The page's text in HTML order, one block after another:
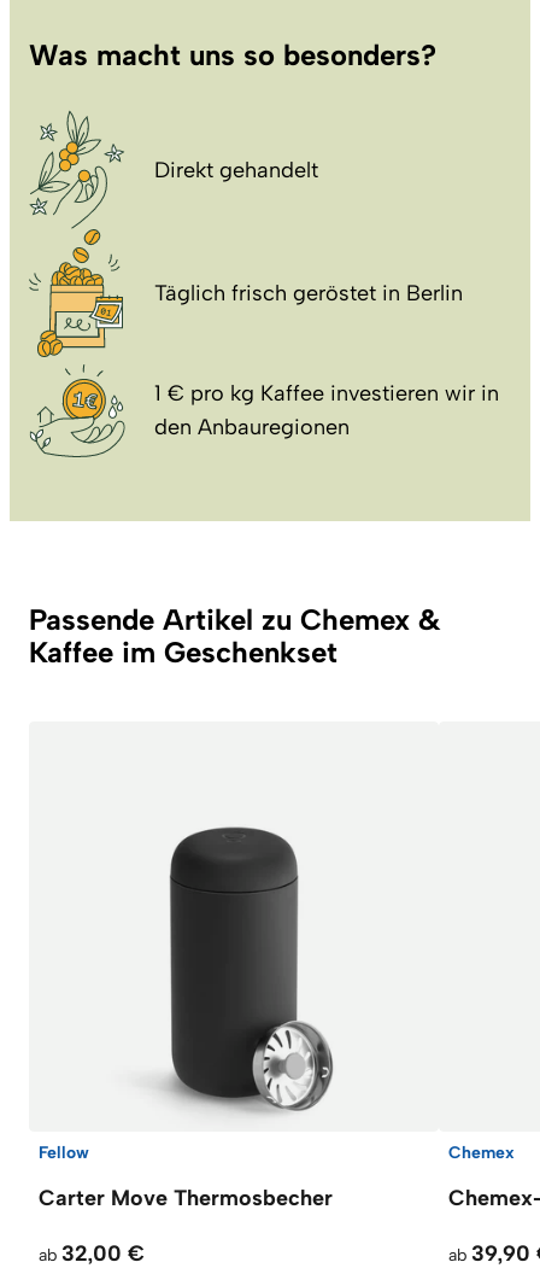
Was macht uns so besonders?
Direkt gehandelt
Täglich frisch geröstet in Berlin
1 € pro kg Kaffee investieren wir in
den Anbauregionen
Passende Artikel zu Chemex &
Kaffee im Geschenkset
Fellow
Carter Move Thermosbecher
ab 32,00 €
Chemex
ab 39,90